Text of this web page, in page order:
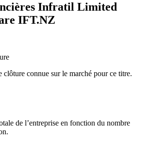
Infratil Limited
IFT.NZ
clôture connue sur le marché pour ce titre.
de l’entreprise en fonction du nombre